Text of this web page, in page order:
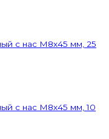
с нас М8х45 мм, 25
с нас М8х45 мм, 10